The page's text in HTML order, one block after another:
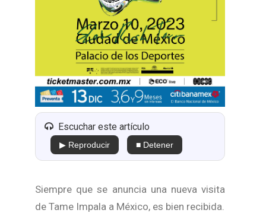
Escuchar este artículo
▶ Reproducir ■ Detener
Siempre que se anuncia una nueva visita
de Tame Impala a México, es bien recibida.